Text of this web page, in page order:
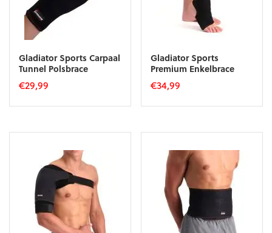
Gladiator Sports Carpaal
Tunnel Polsbrace
€29,99
meerdere
optie
gekozen
worden
Gladiator Sports
Premium Enkelbrace
€34,99
meerdere
variaties.
Deze
optie
gekozen
worden